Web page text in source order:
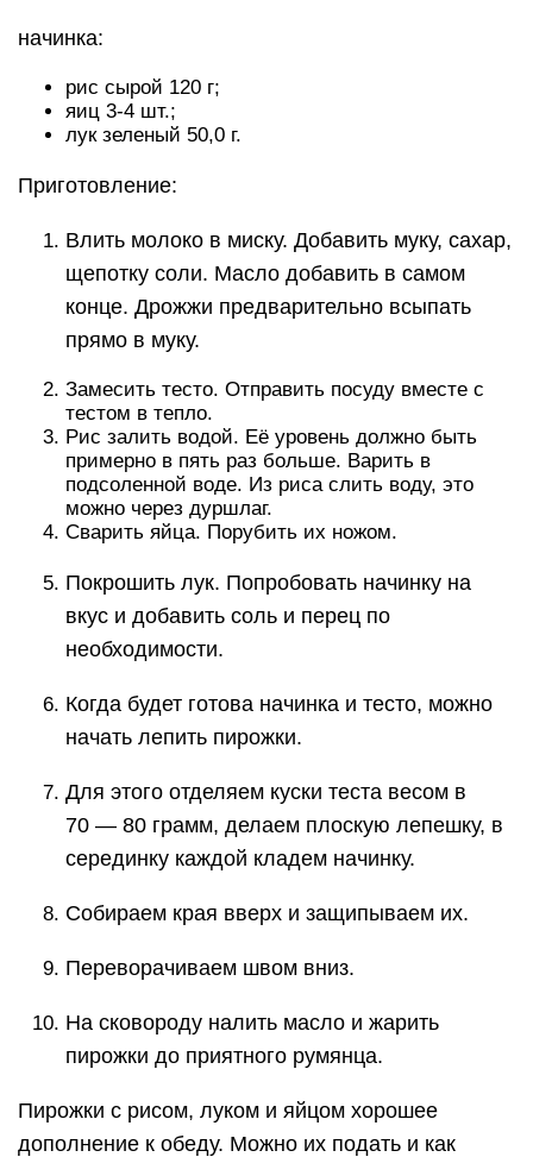
начинка:
рис сырой 120 г;
яиц 3-4 шт.;
лук зеленый 50,0 г.
Приготовление:
Влить молоко в миску. Добавить муку, сахар,
щепотку соли. Масло добавить в самом
конце. Дрожжи предварительно всыпать
прямо в муку.
Замесить тесто. Отправить посуду вместе с
тестом в тепло.
Рис залить водой. Её уровень должно быть
примерно в пять раз больше. Варить в
подсоленной воде. Из риса слить воду, это
можно через дуршлаг.
Сварить яйца. Порубить их ножом.
Покрошить лук. Попробовать начинку на
вкус и добавить соль и перец по
необходимости.
Когда будет готова начинка и тесто, можно
начать лепить пирожки.
Для этого отделяем куски теста весом в
70 — 80 грамм, делаем плоскую лепешку, в
серединку каждой кладем начинку.
Собираем края вверх и защипываем их.
Переворачиваем швом вниз.
На сковороду налить масло и жарить
пирожки до приятного румянца.
Пирожки с рисом, луком и яйцом хорошее
дополнение к обеду. Можно их подать и как